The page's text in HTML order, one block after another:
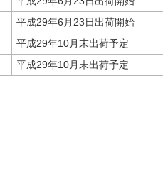
平成29年6月23日出荷開始
平成29年10月末出荷予定
平成29年10月末出荷予定